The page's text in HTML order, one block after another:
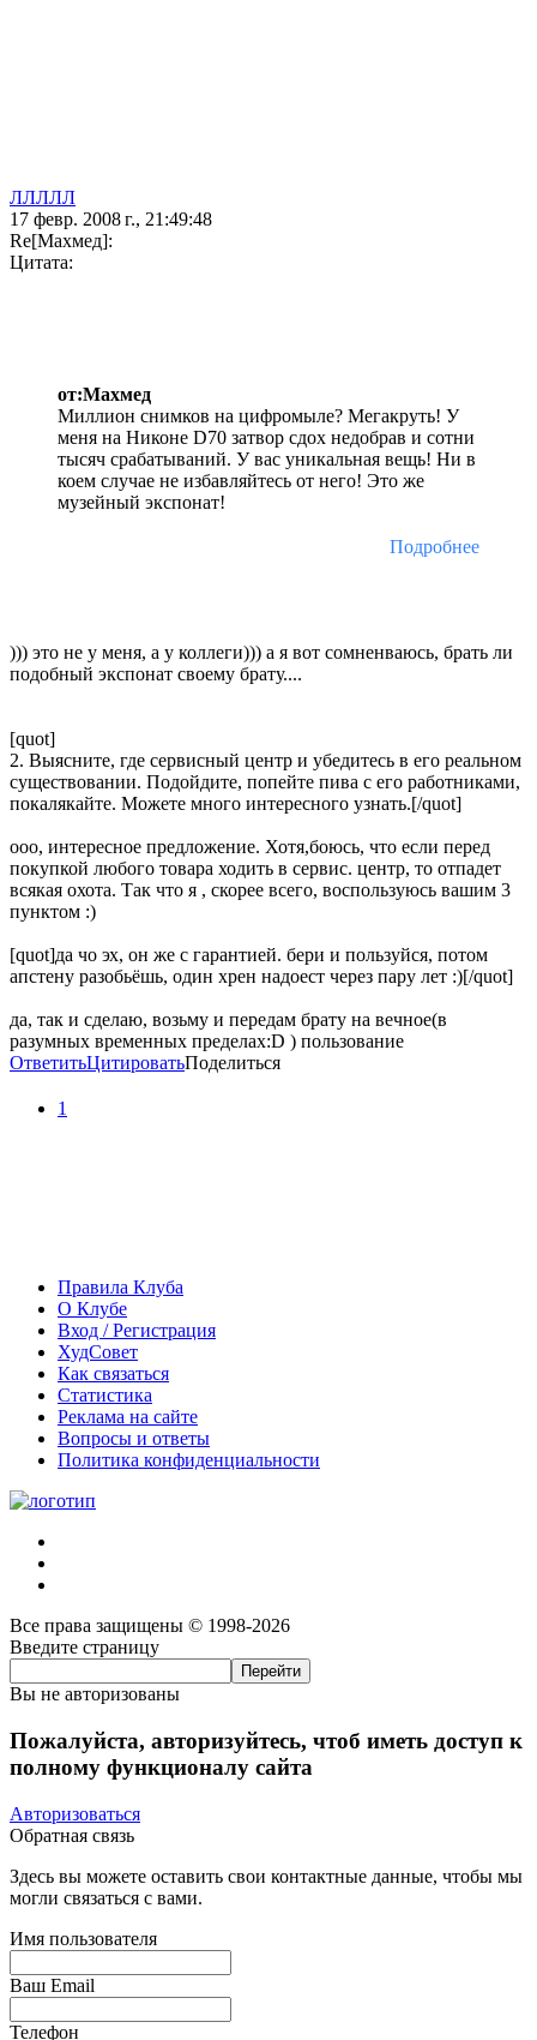
ЛЛЛЛЛ
17 февр. 2008 г., 21:49:48
Re[Махмед]:
Цитата:
от:Махмед
Миллион снимков на цифромыле? Мегакруть! У
меня на Никоне D70 затвор сдох недобрав и сотни
тысяч срабатываний. У вас уникальная вещь! Ни в
коем случае не избавляйтесь от него! Это же
музейный экспонат!
Подробнее
))) это не у меня, а у коллеги))) а я вот сомненваюсь, брать ли
подобный экспонат своему брату....
[quot]
2. Выясните, где сервисный центр и убедитесь в его реальном
существовании. Подойдите, попейте пива с его работниками,
покалякайте. Можете много интересного узнать.[/quot]
ооо, интересное предложение. Хотя,боюсь, что если перед
покупкой любого товара ходить в сервис. центр, то отпадет
всякая охота. Так что я , скорее всего, воспользуюсь вашим 3
пунктом :)
[quot]да чо эх, он же с гарантией. бери и пользуйся, потом
апстену разобьёшь, один хрен надоест через пару лет :)[/quot]
да, так и сделаю, возьму и передам брату на вечное(в
разумных временных пределах:D ) пользование
ОтветитьЦитироватьПоделиться
1
Правила Клуба
О Клубе
Вход / Регистрация
ХудСовет
Как связаться
Статистика
Реклама на сайте
Вопросы и ответы
Политика конфиденциальности
Все права защищены © 1998-2026
Введите страницу
Вы не авторизованы
Пожалуйста, авторизуйтесь, чтоб иметь доступ к
полному функционалу сайта
Авторизоваться
Обратная связь
Здесь вы можете оставить свои контактные данные, чтобы мы
могли связаться с вами.
Имя пользователя
Ваш Email
Телефон